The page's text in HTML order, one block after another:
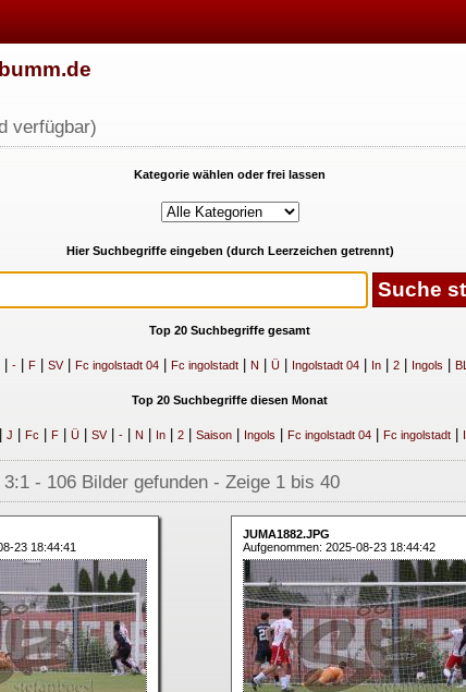
verfügbar)
Kategorie wählen oder frei lassen
Hier Suchbegriffe eingeben (durch Leerzeichen getrennt)
Top 20 Suchbegriffe gesamt
-| F| SV| Fc ingolstadt 04| Fc ingolstadt| N Ü Ingolstadt 04| In| 2| Ingols BL
Top 20 Suchbegriffe diesen Monat
J Fc F| Ü| SV| -| N In| 2| Saison| Ingols Fc ingolstadt 04| Fc ingolstadt|
- 106 Bilder gefunden - Zeige 1 bis 40
23 18:44:41
JUMA1882.JPG
Aufgenommen: 2025-08-23 18:44:42